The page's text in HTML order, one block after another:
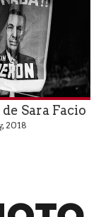
Sara Facio
2018